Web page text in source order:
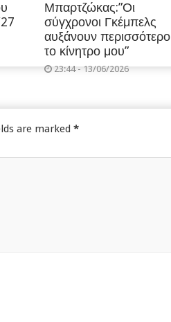
Μπαρτζώκας:”Οι
σύγχρονοι Γκέμπελς
αυξάνουν περισσότερο
το κίνητρο μου”
23:44 - 13/06/2026
are marked *